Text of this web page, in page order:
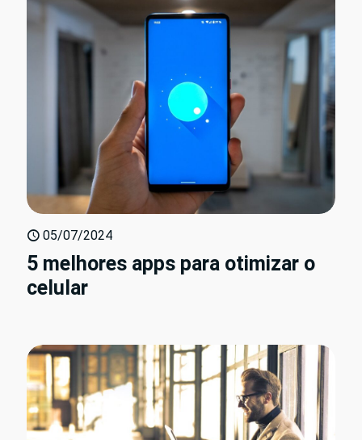
05/07/2024
5 melhores apps para otimizar o
celular